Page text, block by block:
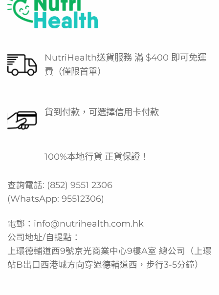
NutriHealth送貨服務 滿 $400 即可免運
費（僅限首單）
貨到付款，可選擇信用卡付款
100%本地行貨 正貨保證！
查詢電話: (852) 9551 2306
(WhatsApp: 95512306)
電郵： info@nutrihealth.com.hk
公司地址/自提點：
上環德輔道西9號京光商業中心9樓A室 總公司（上環
站B出口西港城方向穿過德輔道西，步行3-5分鐘）